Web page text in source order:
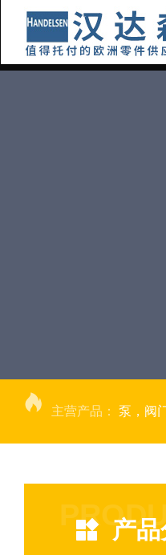
主营产品： 泵，阀
产品